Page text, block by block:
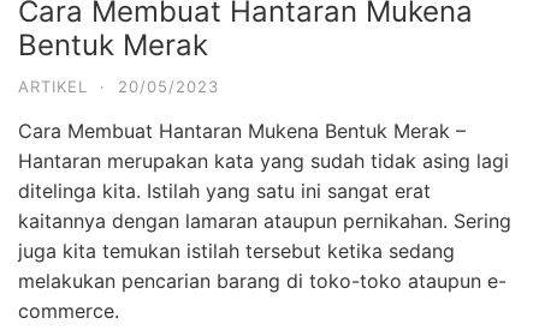
Cara Membuat Hantaran Mukena
Bentuk Merak
ARTIKEL · 20/05/2023
Cara Membuat Hantaran Mukena Bentuk Merak –
Hantaran merupakan kata yang sudah tidak asing lagi
ditelinga kita. Istilah yang satu ini sangat erat
kaitannya dengan lamaran ataupun pernikahan. Sering
juga kita temukan istilah tersebut ketika sedang
melakukan pencarian barang di toko-toko ataupun e-
commerce.